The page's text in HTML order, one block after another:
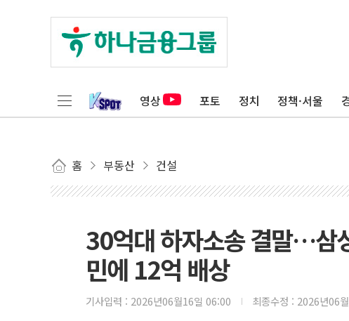
영상 포토 정치 정책·서울
홈 부동산 건설
30억대 하자소송 결말…삼
민에 12억 배상
기사입력 : 2026년06월16일 06:00 최종수정 : 2026년06